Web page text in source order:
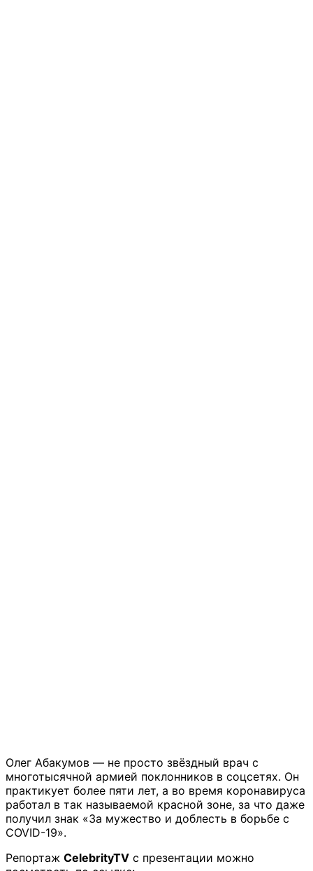
Олег Абакумов — не просто звёздный врач с
многотысячной армией поклонников в соцсетях. Он
практикует более пяти лет, а во время коронавируса
работал в так называемой красной зоне, за что даже
получил знак «За мужество и доблесть в борьбе с
COVID-19».
Репортаж CelebrityTV с презентации можно